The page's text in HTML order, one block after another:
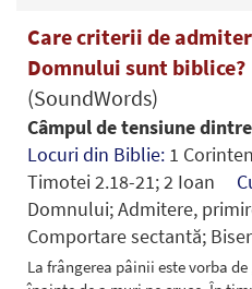
Care criterii de
Domnului sunt biblice?
(SoundWords)
Câmpul de tensiune
Locuri din Biblie: 1
Timotei 2.18-21; 2 Ioan
Domnului; Admitere,
Comportare sectantă;
La frângerea pâinii este vorba